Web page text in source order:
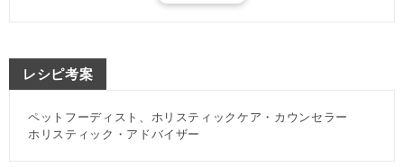
レシピ考案
ペットフーディスト、ホリスティックケア・カウンセラー
ホリスティック・アドバイザー